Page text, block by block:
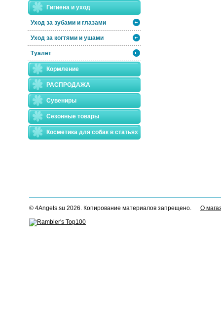
Гигиена и уход
Уход за зубами и глазами
Уход за когтями и ушами
Туалет
Кормление
РАСПРОДАЖА
Сувениры
Сезонные товары
Косметика для собак в статьях
© 4Angels.su 2026. Копирование материалов запрещено. О